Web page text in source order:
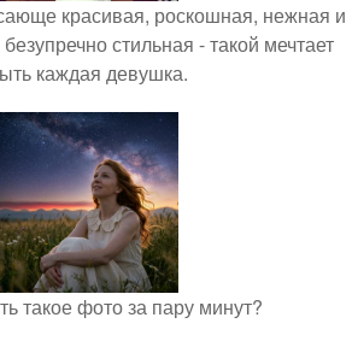
красивая, роскошная, нежная и
стильная - такой мечтает
каждая девушка.
такое фото за пару минут?